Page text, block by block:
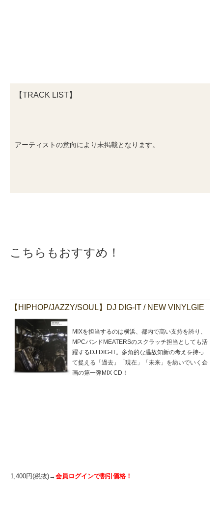
【TRACK LIST】
アーティストの意向により未掲載となります。
こちらもおすすめ！
【HIPHOP/JAZZY/SOUL】DJ DIG-IT / NEW VINYLGIE
MIXを担当するのは横浜、都内で高い支持を誇り、
MPCバンドMEATERSのスクラッチ担当としても活
躍するDJ DIG-IT。多角的な温故知新の考えを持っ
て捉える「過去」「現在」「未来」を紡いでいく企
画の第一弾MIX CD！
1,400円(税抜)→会員ログインで割引価格！